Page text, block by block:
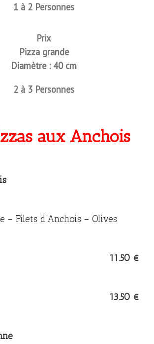
1 à 2 Personnes
Prix
Pizza grande
Diamètre : 40 cm
2 à 3 Personnes
aux Anchois
– Filets d’Anchois – Olives
11.50 €
13.50 €